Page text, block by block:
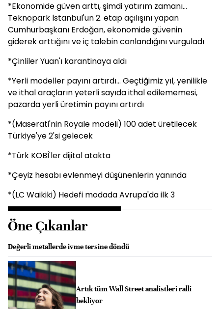
*Ekonomide güven arttı, şimdi yatırım zamanı...
Teknopark İstanbul'un 2. etap açılışını yapan
Cumhurbaşkanı Erdoğan, ekonomide güvenin
giderek arttığını ve iç talebin canlandığını vurguladı
*Çinliler Yuan'ı karantinaya aldı
*Yerli modeller payını artırdı... Geçtiğimiz yıl, yenilikle
ve ithal araçların yeterli sayıda ithal edilememesi,
pazarda yerli üretimin payını artırdı
*(Maserati'nin Royale modeli) 100 adet üretilecek
Türkiye'ye 2'si gelecek
*Türk KOBİ'ler dijital atakta
*Çeyiz hesabı evlenmeyi düşünenlerin yanında
*(LC Waikiki) Hedefi modada Avrupa'da ilk 3
Öne Çıkanlar
Değerli metallerde ivme tersine döndü
Artık tüm Wall Street analistleri ralli
bekliyor